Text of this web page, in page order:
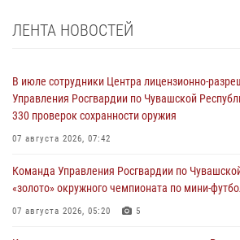
ЛЕНТА НОВОСТЕЙ
В июле сотрудники Центра лицензионно-
Управления Росгвардии по Чувашской
330 проверок сохранности оружия
07 августа 2026, 07:42
Команда Управления Росгвардии по
«золото» окружного чемпионата по мини-
07 августа 2026, 05:20 5